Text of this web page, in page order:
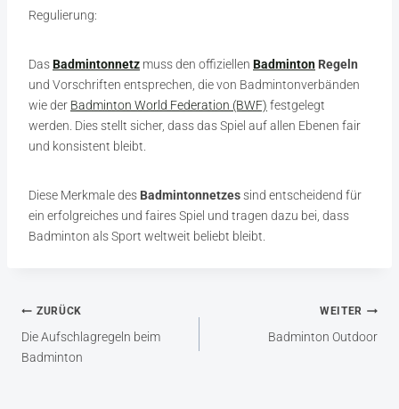
Regulierung:
DasBadmintonnetz muss den offiziellen Badminton Regeln
und Vorschriften entsprechen, die von Badmintonverbänden
wie der Badminton World Federation (BWF) festgelegt
werden. Dies stellt sicher, dass das Spiel auf allen Ebenen fair
und konsistent bleibt.
Diese Merkmale des Badmintonnetzessind entscheidend für
ein erfolgreiches und faires Spiel und tragen dazu bei, dass
Badminton als Sport weltweit beliebt bleibt.
Beitragsnavigation
ZURÜCK
Die Aufschlagregeln beim
Badminton
WEITER
Badminton Outdoor